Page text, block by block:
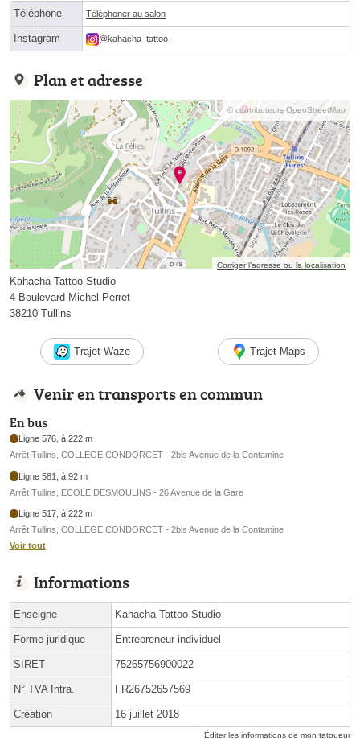
Téléphone Téléphoner au salon
Instagram @kahacha_tattoo
Plan et adresse
© contributeurs OpenStreetMap
Corriger l’adresse ou la localisation
Kahacha Tattoo Studio
4 Boulevard Michel Perret
38210 Tullins
Trajet Waze Trajet Maps
Venir en transports en commun
En bus
Ligne 576, à 222 m
Arrêt Tullins, COLLEGE CONDORCET - 2bis Avenue de la Contamine
Ligne 581, à 92 m
Arrêt Tullins, ECOLE DESMOULINS - 26 Avenue de la Gare
Ligne 517, à 222 m
Arrêt Tullins, COLLEGE CONDORCET - 2bis Avenue de la Contamine
Voir tout
Informations
Enseigne Kahacha Tattoo Studio
Forme juridique Entrepreneur individuel
SIRET 75265756900022
N° TVA Intra. FR26752657569
Création 16 juillet 2018
Éditer les informations de mon tatoueur